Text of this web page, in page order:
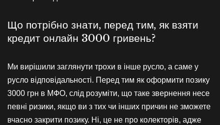
Що потрібно знати, перед тим, як взяти
кредит онлайн 3000 гривень?
Ми вирішили заглянути трохи в інше русло, а саме у
русло відповідальності. Перед тим як оформити позику
3000 грн в МФО, слід розуміти, що таке звернення несе
певні ризики, якщо ви з тих чи інших причин не зможете
вчасно закрити позику. Ні, це не про колекторів, адже